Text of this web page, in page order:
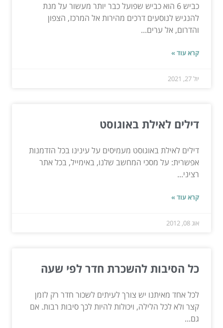
כביש 6 הוא כביש שפועל כבר יותר מעשור על מנת
להנגיש לנוסעים דרכים מהירות אל המרכז, הצפון
והדרום, אל ערים...
קרא עוד »
יול 27, 2021
דילים לאילת באוגוסט
דילים לאילת באוגוסט מעמיסים על עינינו בכל הזדמנות
אפשרית: על מסכי המחשב שלנו, באימייל, בכל אתר
רציני...
קרא עוד »
אוג 08, 2012
כל הסיבות להשכרת חדר לפי שעה
לכל אחד מאיתנו יש צורך לעיתים לשכור חדר רק לזמן
קצר ולא לכל הלילה, ויכולות להיות לכך סיבות רבות. אם
גם...